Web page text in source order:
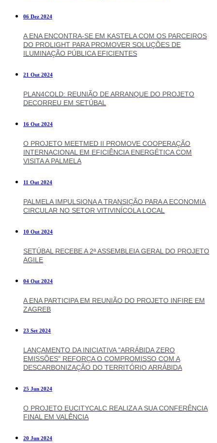
06 Dez 2024
A ENA ENCONTRA-SE EM KASTELA COM OS PARCEIROS
DO PROLIGHT PARA PROMOVER SOLUÇÕES DE
ILUMINAÇÃO PÚBLICA EFICIENTES
21 Out 2024
PLAN4COLD: REUNIÃO DE ARRANQUE DO PROJETO
DECORREU EM SETÚBAL
16 Out 2024
O PROJETO MEETMED II PROMOVE COOPERAÇÃO
INTERNACIONAL EM EFICIÊNCIA ENERGÉTICA COM
VISITA A PALMELA
11 Out 2024
PALMELA IMPULSIONA A TRANSIÇÃO PARA A ECONOMIA
CIRCULAR NO SETOR VITIVINÍCOLA LOCAL
10 Out 2024
SETÚBAL RECEBE A 2ª ASSEMBLEIA GERAL DO PROJETO
AGILE
04 Out 2024
A ENA PARTICIPA EM REUNIÃO DO PROJETO INFIRE EM
ZAGREB
23 Set 2024
LANÇAMENTO DA INICIATIVA "ARRÁBIDA ZERO
EMISSÕES" REFORÇA O COMPROMISSO COM A
DESCARBONIZAÇÃO DO TERRITÓRIO ARRÁBIDA
25 Jun 2024
O PROJETO EUCITYCALC REALIZA A SUA CONFERÊNCIA
FINAL EM VALÊNCIA
20 Jun 2024